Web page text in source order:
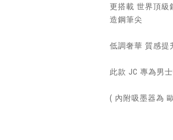
更搭載 世界頂級
造鋼筆尖
低調奢華 質感提
此款 JC 專為男
( 內附吸墨器為